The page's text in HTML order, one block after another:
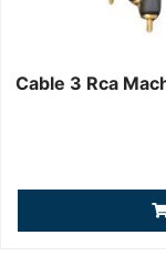
Cable 3 Rca